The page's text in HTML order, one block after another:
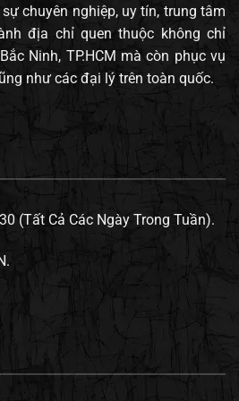
chuyên nghiệp, uy tín, trung tâm
địa chỉ quen thuộc không chỉ
Ninh, TP.HCM mà còn phục vụ
như các đại lý trên toàn quốc.
(Tất Cả Các Ngày Trong Tuần).